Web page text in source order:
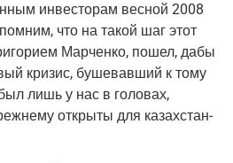
инве­сто­рам вес­ной 2008
что на такой шаг этот
Мар­чен­ко, пошел, дабы
кри­зис, буше­вав­ший к тому
лишь у нас в голо­вах,
откры­ты для казах­стан­